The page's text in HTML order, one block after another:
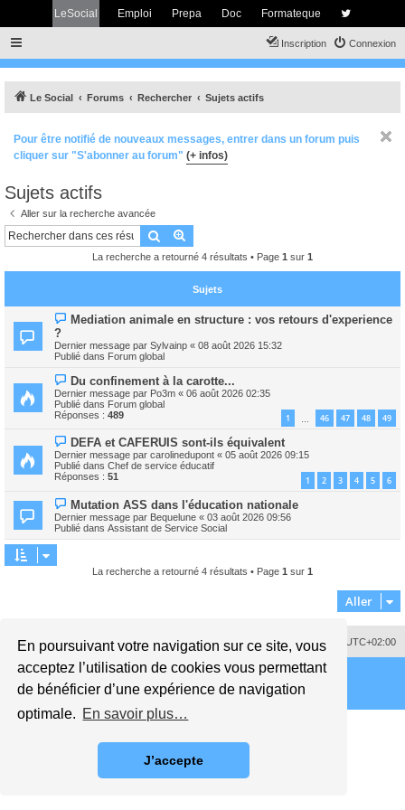
En poursuivant votre navigation sur ce site, vous
acceptez l’utilisation de cookies vous permettant
de bénéficier d’une expérience de navigation
optimale. En savoir plus…
J’accepte
LeSocial Emploi Prepa Doc Formateque
Connexion
Inscription
Le Social Forums Rechercher Sujets actifs
Pour être notifié de nouveaux messages, entrer dans un forum puis
cliquer sur "S'abonner au forum" (+ infos)
Sujets actifs
Aller sur la recherche avancée
Rechercher
La recherche a retourné 4 résultats • Page 1 sur 1
Sujets
N
o
v
e
m
e
s
a
g
e
Mediation animale en structure : vos retours d'experience
?
Dernier message par Sylvainp « 08 août 2026 15:32
Publié dans Forum global
N
o
u
v
e
m
e
s
g
e
Du confinement à la carotte...
Dernier message par Po3m « 06 août 2026 02:35
Publié dans Forum global
Réponses : 489 1 46 47 48 49
N
o
u
v
e
u
m
e
DEFA et CAFERUIS sont-ils équivalent
Dernier message par carolinedupont « 05 août 2026 09:15
Publié dans Chef de service éducatif
Réponses : 51 1 2 3 4 5 6
N
o
u
v
e
Mutation ASS dans l'éducation nationale
Dernier message par Bequelune « 03 août 2026 09:56
Publié dans Assistant de Service Social
La recherche a retourné 4 résultats • Page 1 sur 1
Aller
Fuseau horaire sur UTC+02:00
Supprimer les cookies